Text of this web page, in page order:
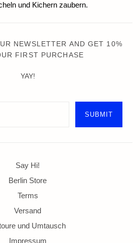
und Kichern zaubern.
NEWSLETTER AND GET 10%
FIRST PURCHASE
YAY!
Say Hi!
Berlin Store
Terms
Versand
und Umtausch
Impressum